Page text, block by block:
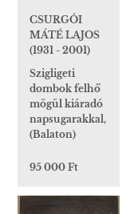
CSURGÓI
MÁTÉ LAJOS
(1931 - 2001)
Szigligeti
dombok felhő
mögül kiáradó
napsugarakkal,
(Balaton)
95 000 Ft